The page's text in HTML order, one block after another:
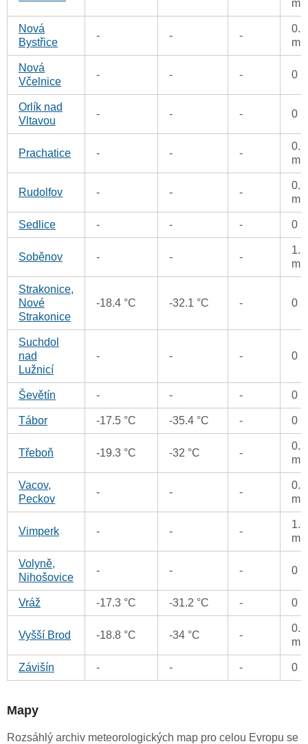
Nová
Bystřice
- - -
0.5
Nová
Včelnice
- - - 0
Orlík nad
Vltavou
- - - 0
Prachatice - - -
0.6
Rudolfov - - -
0.6
Sedlice - - - 0
Soběnov - - -
1.1
Strakonice,
Nové
Strakonice
-18.4 °C -32.1 °C - 0
Suchdol
nad
Lužnicí
- - - 0
Ševětín - - - 0
Tábor -17.5 °C -35.4 °C - 0
Třeboň -19.3 °C -32 °C -
0.5
Vacov,
Peckov
- - -
0.6
Vimperk - - -
1.6
Volyně,
Nihošovice
- - - 0
Vráž -17.3 °C -31.2 °C - 0
Vyšší Brod -18.8 °C -34 °C -
0.6
Závišín - - - 0
Mapy
Rozsáhlý archiv meteorologických map pro celou Evropu se